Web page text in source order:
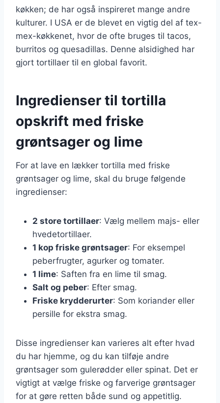
køkken; de har også inspireret mange andre
kulturer. I USA er de blevet en vigtig del af tex-
mex-køkkenet, hvor de ofte bruges til tacos,
burritos og quesadillas. Denne alsidighed har
gjort tortillaer til en global favorit.
Ingredienser til tortilla
opskrift med friske
grøntsager og lime
For at lave en lækker tortilla med friske
grøntsager og lime, skal du bruge følgende
ingredienser:
2 store tortillaer: Vælg mellem majs- eller
hvedetortillaer.
1 kop friske grøntsager: For eksempel
peberfrugter, agurker og tomater.
1 lime: Saften fra en lime til smag.
Salt og peber: Efter smag.
Friske krydderurter: Som koriander eller
persille for ekstra smag.
Disse ingredienser kan varieres alt efter hvad
du har hjemme, og du kan tilføje andre
grøntsager som gulerødder eller spinat. Det er
vigtigt at vælge friske og farverige grøntsager
for at gøre retten både sund og appetitlig.